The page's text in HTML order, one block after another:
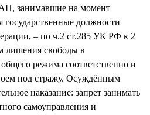
на момент
государственные должности
– по ч.2 ст.285 УК РФ к 2
лишения свободы в
режима соответственно и
под стражу. Осуждённым
наказание: запрет занимать
самоуправления и